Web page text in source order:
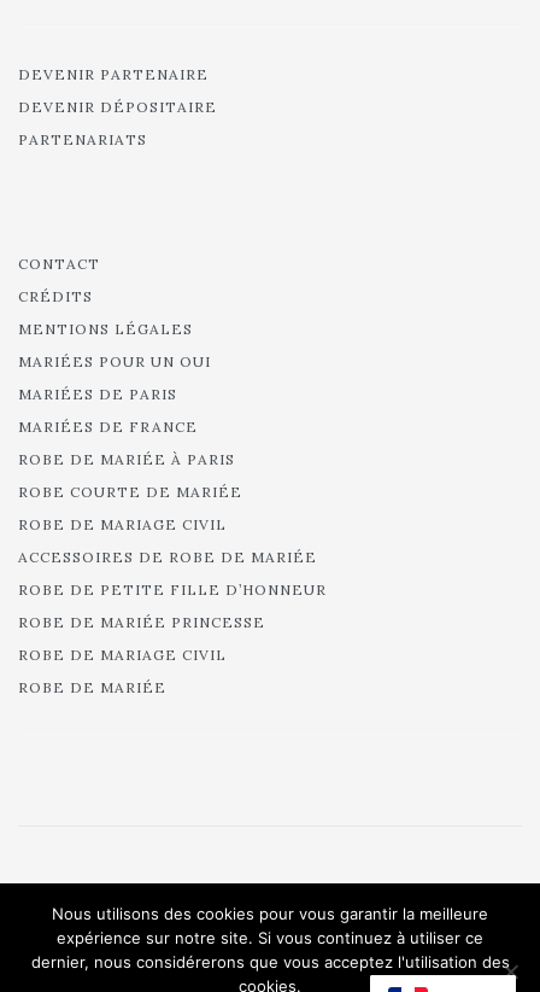
DEVENIR PARTENAIRE
DEVENIR DÉPOSITAIRE
PARTENARIATS
CONTACT
CRÉDITS
MENTIONS LÉGALES
MARIÉES POUR UN OUI
MARIÉES DE PARIS
MARIÉES DE FRANCE
ROBE DE MARIÉE À PARIS
ROBE COURTE DE MARIÉE
ROBE DE MARIAGE CIVIL
ACCESSOIRES DE ROBE DE MARIÉE
ROBE DE PETITE FILLE D’HONNEUR
ROBE DE MARIÉE PRINCESSE
ROBE DE MARIAGE CIVIL
ROBE DE MARIÉE
All rights reserved.
Nous utilisons des cookies pour vous garantir la meilleure
expérience sur notre site. Si vous continuez à utiliser ce
dernier, nous considérerons que vous acceptez l'utilisation des
cookies.